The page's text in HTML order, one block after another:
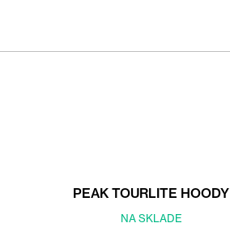
PEAK TOURLITE HOODY
NA SKLADE